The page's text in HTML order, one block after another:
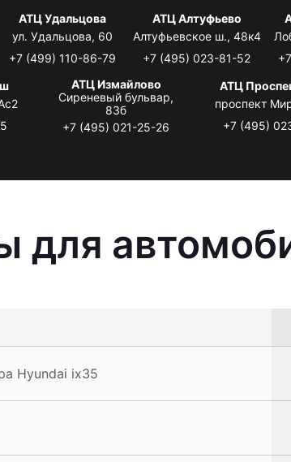
АТЦ Удальцова
ул. Удальцова, 60
+7 (499) 110-86-79
АТЦ Алтуфьево
Алтуфьевское ш., 48к4
+7 (495) 023-81-52
АТЦ Измайлово
Сиреневый бульвар,
83б
+7 (495) 021-25-26
АТЦ
проспект
+7 (495)
для
Hyundai ix35